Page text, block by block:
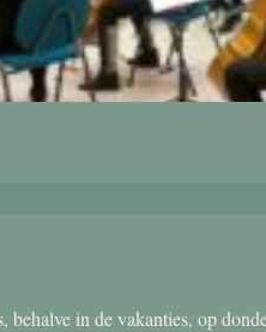
behalve in de vakanties, op